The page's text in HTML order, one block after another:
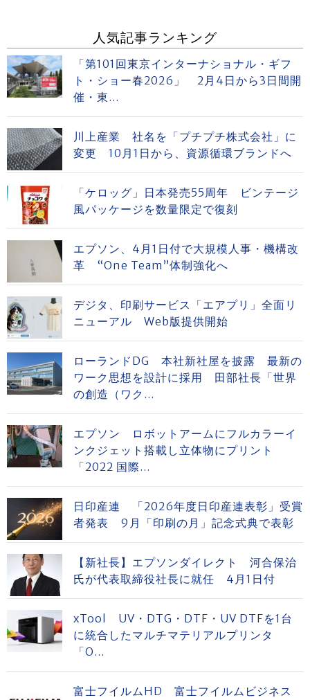
人気記事ランキング
「第101回東京インターナショナル・ギフ
ト・ショー春2026」 2月4日から3日間開
催・東...
川上産業 社名を「プチプチ株式会社」に
変更 10月1日から、資源循環ブランドへ
「ケロッグ」日本発売55周年 ビンテージ
風パッケージを数量限定で復刻
エプソン、4月1日付で大規模人事・機構改
革 “One Team”体制強化へ
デジタ、印刷サービス「エアプリ」全面リ
ニューアル Web版提供開始
ローランドDG 本社新社屋を披露 最新の
ワーク思想を設計に採用 田部社長「世界
の創造（ワク...
エプソン ロボットアームにフルカラーイ
ンクジェット搭載し立体物にプリント
「2022 国際...
日印産連 「2026年度日印産連表彰」受賞
者発表 9月「印刷の月」記念式典で表彰
【新社長】エプソンダイレクト 河合保治
氏が代表取締役社長に就任 4月1日付
xTool UV・DTG・DTF・UV DTFを1台
に統合したマルチマテリアルプリンタ
「O...
富士フイルムHD 富士フイルムビジネス